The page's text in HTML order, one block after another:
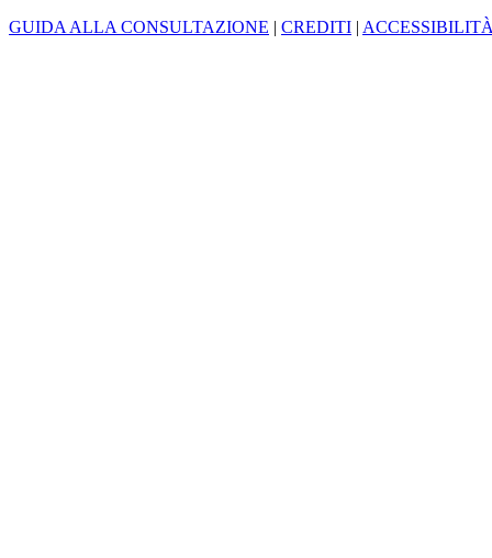
GUIDA ALLA CONSULTAZIONE | CREDITI |